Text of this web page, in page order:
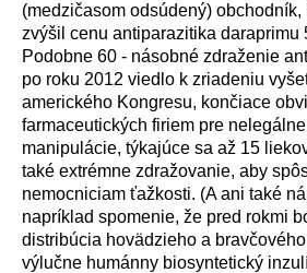
(medzičasom odsúdený) obchodník,
zvýšil cenu antiparazitika daraprimu
Podobne 60 - násobné zdraženie
po roku 2012 viedlo k zriadeniu
amerického Kongresu, končiace
farmaceutických firiem pre nelegá
manipul ácie, týkajúce sa až 15
také extrémne zdražovanie, aby spô
nemocniciam ťažkosti. (A ani také ná
napríklad spomenie, že pred rokmi
distribúcia hovädzieho a bravčové
vý lučne humánny biosyntetický inzul